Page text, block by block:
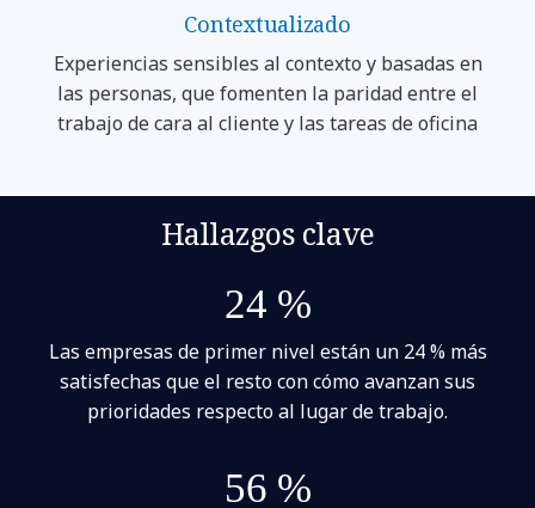
Contextualizado
Experiencias sensibles al contexto y basadas en
las personas, que fomenten la paridad entre el
trabajo de cara al cliente y las tareas de oficina
Hallazgos clave
24 %
Las empresas de primer nivel están un 24 % más
satisfechas que el resto con cómo avanzan sus
prioridades respecto al lugar de trabajo.
56 %